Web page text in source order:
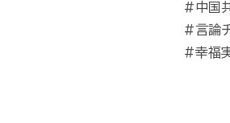
#中国
#言論
#幸福